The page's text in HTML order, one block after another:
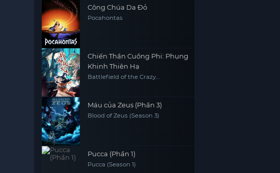
Công Chúa Da Đỏ
Pocahontas
Chiến Thần Cuồng Phi: Phụng
Khinh Thiên Hạ
Battlefield of the Crazy
Máu của Zeus (Phần 3)
Blood of Zeus (Season 3)
Pucca (Phần 1)
Pucca (Season 1)